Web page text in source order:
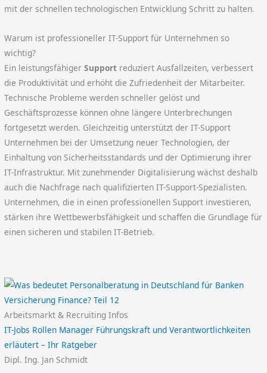
mit der schnellen technologischen Entwicklung Schritt zu halten.
Warum ist professioneller IT-Support für Unternehmen so
wichtig?
Ein leistungsfähigerSupport reduziert Ausfallzeiten, verbessert
die Produktivität und erhöht die Zufriedenheit der Mitarbeiter.
Technische Probleme werden schneller gelöst und
Geschäftsprozesse können ohne längere Unterbrechungen
fortgesetzt werden. Gleichzeitig unterstützt der IT-Support
Unternehmen bei der Umsetzung neuer Technologien, der
Einhaltung von Sicherheitsstandards und der Optimierung ihrer
IT-Infrastruktur. Mit zunehmender Digitalisierung wächst deshalb
auch die Nachfrage nach qualifizierten IT-Support-Spezialisten.
Unternehmen, die in einen professionellen Support investieren,
stärken ihre Wettbewerbsfähigkeit und schaffen die Grundlage für
einen sicheren und stabilen IT-Betrieb.
Arbeitsmarkt & Recruiting Infos
IT-Jobs Rollen Manager Führungskraft und Verantwortlichkeiten
erläutert – Ihr Ratgeber
Dipl. Ing. Jan Schmidt